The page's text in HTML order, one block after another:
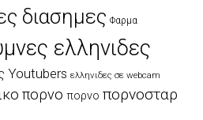
διασημες Φαρμα
ελληνιδες
Youtubers ελληνιδες σε webcam
πορνο πορνο πορνοσταρ